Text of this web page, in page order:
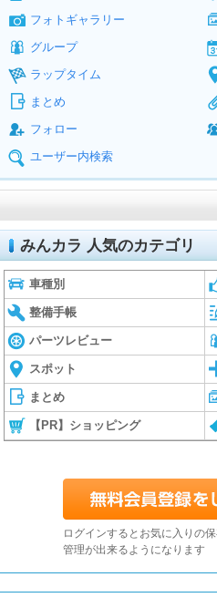
フォトギャラリー
グループ
ラップタイム
まとめ
フォロー
ユーザー内検索
みんカラ 人気のカテゴリ
車種別
整備手帳
パーツレビュー
スポット
まとめ
【PR】ショッピング
ログインするとお気に入りの
管理が出来るようになります